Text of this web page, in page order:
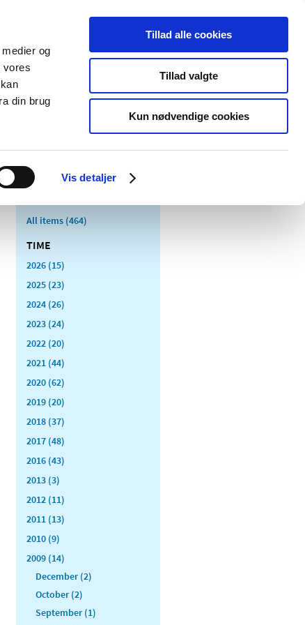
og
vores
din brug
Vis detaljer
Tillad alle cookies
Tillad valgte
Kun nødvendige cookies
Medical
Special product
All items (464)
TIME
2026 (15)
2025 (23)
2024 (26)
2023 (24)
2022 (20)
2021 (44)
2020 (62)
2019 (20)
2018 (37)
2017 (48)
2016 (43)
2013 (3)
2012 (11)
2011 (13)
2010 (9)
2009 (14)
December (2)
October (2)
September (1)